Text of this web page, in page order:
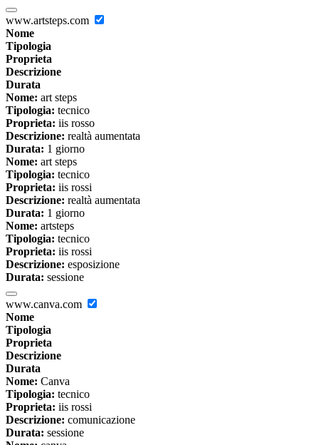
www.artsteps.com
Nome
Tipologia
Proprieta
Descrizione
Durata
Nome: art steps
Tipologia: tecnico
Proprieta: iis rosso
Descrizione: realtà aumentata
Durata: 1 giorno
Nome: art steps
Tipologia: tecnico
Proprieta: iis rossi
Descrizione: realtà aumentata
Durata: 1 giorno
Nome: artsteps
Tipologia: tecnico
Proprieta: iis rossi
Descrizione: esposizione
Durata: sessione
www.canva.com
Nome
Tipologia
Proprieta
Descrizione
Durata
Nome: Canva
Tipologia: tecnico
Proprieta: iis rossi
Descrizione: comunicazione
Durata: sessione